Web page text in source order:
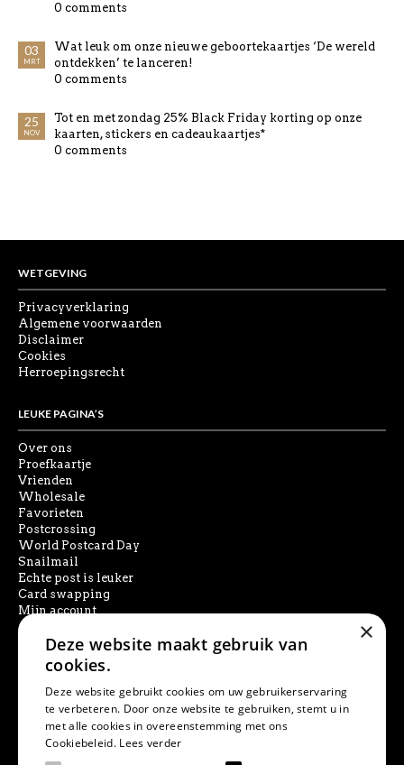
0 comments
03
MRT
Wat leuk om onze nieuwe geboortekaartjes ‘De wereld
ontdekken’ te lanceren!
0 comments
25
NOV
Tot en met zondag 25% Black Friday korting op onze
kaarten, stickers en cadeaukaartjes*
0 comments
WETGEVING
Privacyverklaring
Algemene voorwaarden
Disclaimer
Cookies
Herroepingsrecht
LEUKE PAGINA’S
Over ons
Proefkaartje
Vrienden
Wholesale
Favorieten
Postcrossing
World Postcard Day
Snailmail
Echte post is leuker
Card swapping
Mijn account
SOCIAL MEDIA
PRODUCT ZOEKEN
×
Deze website maakt gebruik van
cookies.
Deze website gebruikt cookies om uw gebruikerservaring
te verbeteren. Door onze website te gebruiken, stemt u in
met alle cookies in overeenstemming met ons
Cookiebeleid. Lees verder